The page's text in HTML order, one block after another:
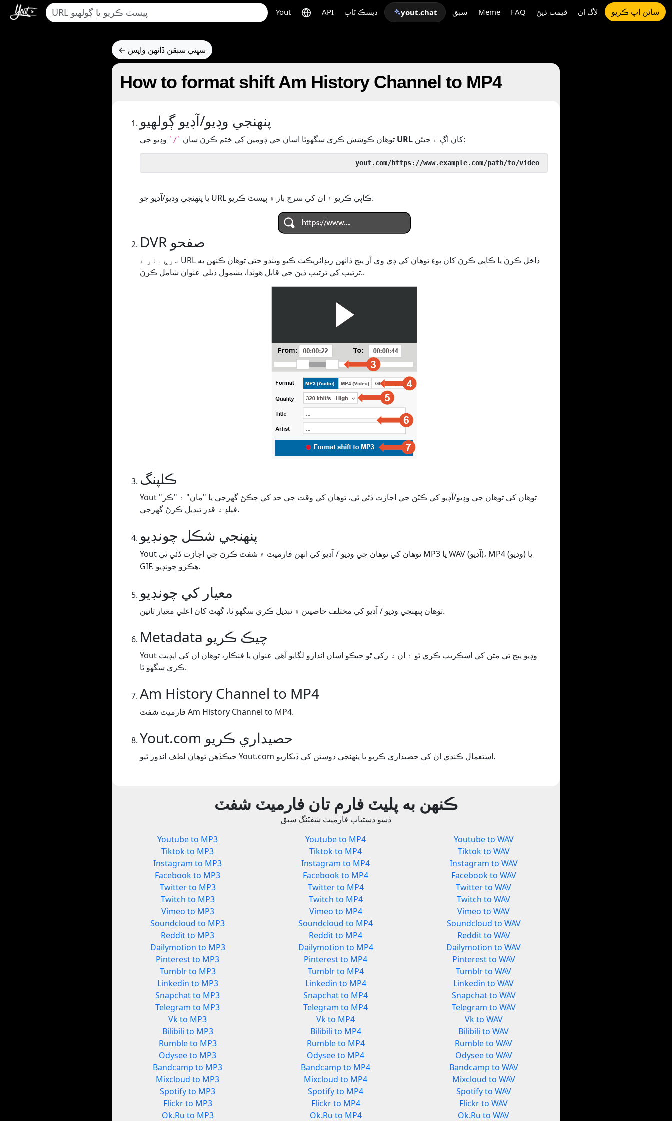
Yout API ڊيسڪ ٽاپ yout.chat سبق Meme FAQ قيمت ڏيڻ لاگ ان سائن اپ ڪريو
← سڀني سبقن ڏانهن واپس
How to format shift Am History Channel to MP4
پنھنجي وڊيو/آڊيو ڳولھيو
توھان ڪوشش ڪري سگھوٿا اسان جي ڊومين کي ختم ڪرڻ سان `/` URL کان اڳ ۾ جيئن:
يا پنھنجي وڊيو/آڊيو جو URL ڪاپي ڪريو ۽ ان کي سرچ بار ۾ پيسٽ ڪريو.
DVR صفحو
سرچ بار ۾ URL داخل ڪرڻ يا ڪاپي ڪرڻ کان پوءِ توهان کي ڊي وي آر پيج ڏانهن ريڊائريڪٽ ڪيو ويندو جتي توهان ڪنهن به
ترتيب کي ترتيب ڏيڻ جي قابل هوندا، بشمول ذيلي عنوان شامل ڪرڻ..
ڪلپنگ
Yout توهان کي توهان جي وڊيو/آڊيو کي ڪٽڻ جي اجازت ڏئي ٿي، توهان کي وقت جي حد کي ڇڪڻ گهرجي يا "مان" ۽ "ڪر"
فيلڊ ۾ قدر تبديل ڪرڻ گهرجي.
پنھنجي شڪل چونڊيو
Yout توهان کي توهان جي وڊيو / آڊيو کي انهن فارميٽ ۾ شفٽ ڪرڻ جي اجازت ڏئي ٿي MP3 يا WAV (آڊيو)، MP4 (وڊيو) يا
GIF. ھڪڙو چونڊيو.
معيار کي چونڊيو
توھان پنھنجي وڊيو / آڊيو کي مختلف خاصيتن ۾ تبديل ڪري سگھو ٿا، گھٽ کان اعلي معيار تائين.
Metadata چيڪ ڪريو
Yout وڊيو پيج تي متن کي اسڪريپ ڪري ٿو ۽ ان ۾ رکي ٿو جيڪو اسان اندازو لڳايو آهي عنوان يا فنڪار، توهان ان کي اپڊيٽ
ڪري سگهو ٿا.
Am History Channel to MP4
فارميٽ شفٽ Am History Channel to MP4.
Yout.com حصيداري ڪريو
جيڪڏھن توھان لطف اندوز ٿيو Yout.com استعمال ڪندي ان کي حصيداري ڪريو يا پنھنجي دوستن کي ڏيکاريو.
ڪنهن به پليٽ فارم تان فارميٽ شفٽ
ڏسو دستياب فارميٽ شفٽنگ سبق
Youtube to MP3
Tiktok to MP3
Instagram to MP3
Facebook to MP3
Twitter to MP3
Twitch to MP3
Vimeo to MP3
Soundcloud to MP3
Reddit to MP3
Dailymotion to MP3
Pinterest to MP3
Tumblr to MP3
Linkedin to MP3
Snapchat to MP3
Telegram to MP3
Vk to MP3
Bilibili to MP3
Rumble to MP3
Odysee to MP3
Bandcamp to MP3
Mixcloud to MP3
Spotify to MP3
Flickr to MP3
Ok.Ru to MP3
Youtube to MP4
Tiktok to MP4
Instagram to MP4
Facebook to MP4
Twitter to MP4
Twitch to MP4
Vimeo to MP4
Soundcloud to MP4
Reddit to MP4
Dailymotion to MP4
Pinterest to MP4
Tumblr to MP4
Linkedin to MP4
Snapchat to MP4
Telegram to MP4
Vk to MP4
Bilibili to MP4
Rumble to MP4
Odysee to MP4
Bandcamp to MP4
Mixcloud to MP4
Spotify to MP4
Flickr to MP4
Ok.Ru to MP4
Youtube to WAV
Tiktok to WAV
Instagram to WAV
Facebook to WAV
Twitter to WAV
Twitch to WAV
Vimeo to WAV
Soundcloud to WAV
Reddit to WAV
Dailymotion to WAV
Pinterest to WAV
Tumblr to WAV
Linkedin to WAV
Snapchat to WAV
Telegram to WAV
Vk to WAV
Bilibili to WAV
Rumble to WAV
Odysee to WAV
Bandcamp to WAV
Mixcloud to WAV
Spotify to WAV
Flickr to WAV
Ok.Ru to WAV